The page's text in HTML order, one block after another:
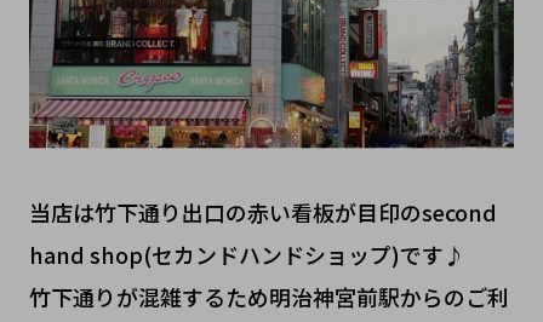
当店は竹下通り出口の赤い看板が目印のsecond
hand shop(セカンドハンドショップ)です♪
竹下通りが混雑するため明治神宮前駅からのご利